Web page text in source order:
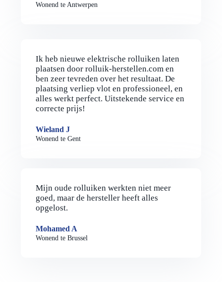
Wonend te Antwerpen
Ik heb nieuwe elektrische rolluiken laten
plaatsen door rolluik-herstellen.com en
ben zeer tevreden over het resultaat. De
plaatsing verliep vlot en professioneel, en
alles werkt perfect. Uitstekende service en
correcte prijs!
Wieland J
Wonend te Gent
Mijn oude rolluiken werkten niet meer
goed, maar de hersteller heeft alles
opgelost.
Mohamed A
Wonend te Brussel